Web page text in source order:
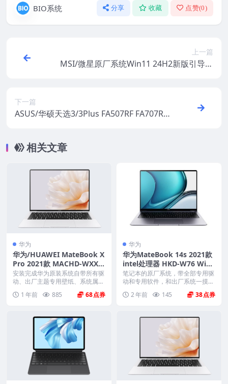
BIO系统 分享 收藏 点赞(0)
上一篇
MSI/微星原厂系统Win11 24H2新版引导安
下一篇
ASUS/华硕天选3/3Plus FA507RF FA707RF
相关文章
华为
华为/HUAWEI MateBook X
Pro 2021款 MACHD-WXX9
原厂Win10 2004系统 工厂文
件 带F10智能还原
安装完成华为原装系统自带所有驱
动、出厂主题专用壁纸、系统属性
1 年前 885 68
华为
华为MateBook 14s 2021款
intel处理器 HKD-W76 Win1
0家庭版 原厂oem系统
笔记本的原厂系统，带全部专用驱
动和专用软件，和出厂系统一摸一
2 年前 145 38